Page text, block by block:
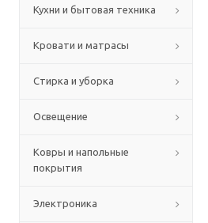
Кухни и бытовая техника
Кровати и матрасы
Стирка и уборка
Освещение
Ковры и напольные
покрытия
Электроника